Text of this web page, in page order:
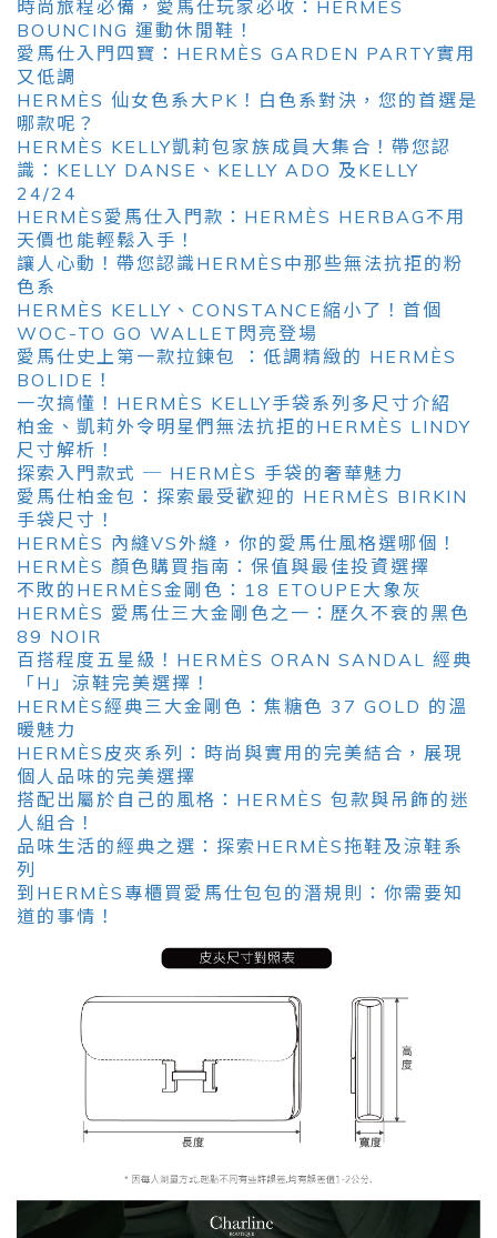
時尚旅程必備，愛馬仕玩家必收：HERMÈS
BOUNCING 運動休閒鞋！
愛馬仕入門四寶：HERMÈS GARDEN PARTY實用
又低調
HERMÈS 仙女色系大PK！白色系對決，您的首選是
哪款呢？
HERMÈS KELLY凱莉包家族成員大集合！帶您認
識：KELLY DANSE、KELLY ADO 及KELLY
24/24
HERMÈS愛馬仕入門款：HERMÈS HERBAG不用
天價也能輕鬆入手！
讓人心動！帶您認識HERMÈS中那些無法抗拒的粉
色系
HERMÈS KELLY、CONSTANCE縮小了！首個
WOC-TO GO WALLET閃亮登場
愛馬仕史上第一款拉鍊包 ：低調精緻的 HERMÈS
BOLIDE！
一次搞懂！HERMÈS KELLY手袋系列多尺寸介紹
柏金、凱莉外令明星們無法抗拒的HERMÈS LINDY
尺寸解析！
探索入門款式 ─ HERMÈS 手袋的奢華魅力
愛馬仕柏金包：探索最受歡迎的 HERMÈS BIRKIN
手袋尺寸！
HERMÈS 內縫VS外縫，你的愛馬仕風格選哪個！
HERMÈS 顏色購買指南：保值與最佳投資選擇
不敗的HERMÈS金剛色：18 ETOUPE大象灰
HERMÈS 愛馬仕三大金剛色之一：歷久不衰的黑色
89 NOIR
百搭程度五星級！HERMÈS ORAN SANDAL 經典
「H」涼鞋完美選擇！
HERMÈS經典三大金剛色：焦糖色 37 GOLD 的溫
暖魅力
HERMÈS皮夾系列：時尚與實用的完美結合，展現
個人品味的完美選擇
搭配出屬於自己的風格：HERMÈS 包款與吊飾的迷
人組合！
品味生活的經典之選：探索HERMÈS拖鞋及涼鞋系
列
到HERMÈS專櫃買愛馬仕包包的潛規則：你需要知
道的事情！